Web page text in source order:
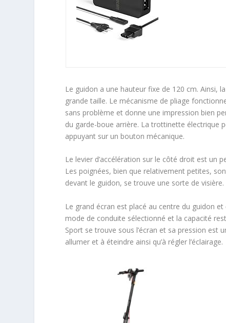
Le guidon a une hauteur fixe de 120 cm. Ainsi,
grande taille. Le mécanisme de pliage
sans problème et donne une impression bien
du garde-boue arrière. La trottinette électrique
appuyant sur un bouton mécanique.
Le levier d’accélération sur le côté droit est un
Les poignées, bien que relativement petites,
devant le guidon, se trouve une sorte de visière.
Le grand écran est placé au centre du guidon
mode de conduite sélectionné et la capacité
Sport se trouve sous l’écran et sa pression est
allumer et à éteindre ainsi qu’à régler l’éclairage.